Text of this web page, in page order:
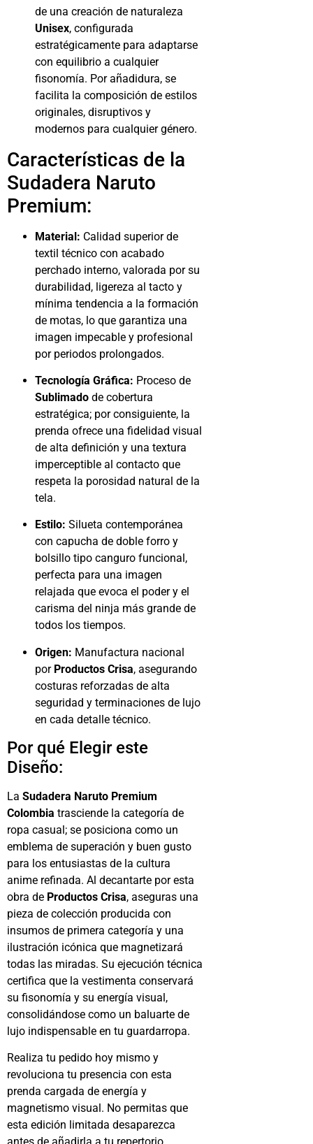
de una creación de naturaleza
Unisex, configurada
estratégicamente para adaptarse
con equilibrio a cualquier
fisonomía. Por añadidura, se
facilita la composición de estilos
originales, disruptivos y
modernos para cualquier género.
Características de la
Sudadera Naruto
Premium:
Material: Calidad superior de
textil técnico con acabado
perchado interno, valorada por su
durabilidad, ligereza al tacto y
mínima tendencia a la formación
de motas, lo que garantiza una
imagen impecable y profesional
por periodos prolongados.
Tecnología Gráfica: Proceso de
Sublimado de cobertura
estratégica; por consiguiente, la
prenda ofrece una fidelidad visual
de alta definición y una textura
imperceptible al contacto que
respeta la porosidad natural de la
tela.
Estilo: Silueta contemporánea
con capucha de doble forro y
bolsillo tipo canguro funcional,
perfecta para una imagen
relajada que evoca el poder y el
carisma del ninja más grande de
todos los tiempos.
Origen: Manufactura nacional
por Productos Crisa, asegurando
costuras reforzadas de alta
seguridad y terminaciones de lujo
en cada detalle técnico.
Por qué Elegir este
Diseño:
La Sudadera Naruto Premium
Colombia trasciende la categoría de
ropa casual; se posiciona como un
emblema de superación y buen gusto
para los entusiastas de la cultura
anime refinada. Al decantarte por esta
obra de Productos Crisa, aseguras una
pieza de colección producida con
insumos de primera categoría y una
ilustración icónica que magnetizará
todas las miradas. Su ejecución técnica
certifica que la vestimenta conservará
su fisonomía y su energía visual,
consolidándose como un baluarte de
lujo indispensable en tu guardarropa.
Realiza tu pedido hoy mismo y
revoluciona tu presencia con esta
prenda cargada de energía y
magnetismo visual. No permitas que
esta edición limitada desaparezca